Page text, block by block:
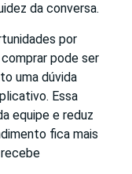
da conversa.
por
pode ser
uma dúvida
Essa
equipe e reduz
fica mais